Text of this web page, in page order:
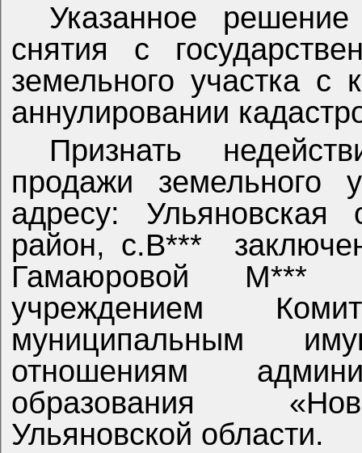
Указанное
снятия с
земельного участка
аннулировании
Признать
продажи земельного
адресу: Ульяновская
район, с.В***
Гамаюровой М***
учреждением
муниципальным
отношениям
образования
Ульяновской области.